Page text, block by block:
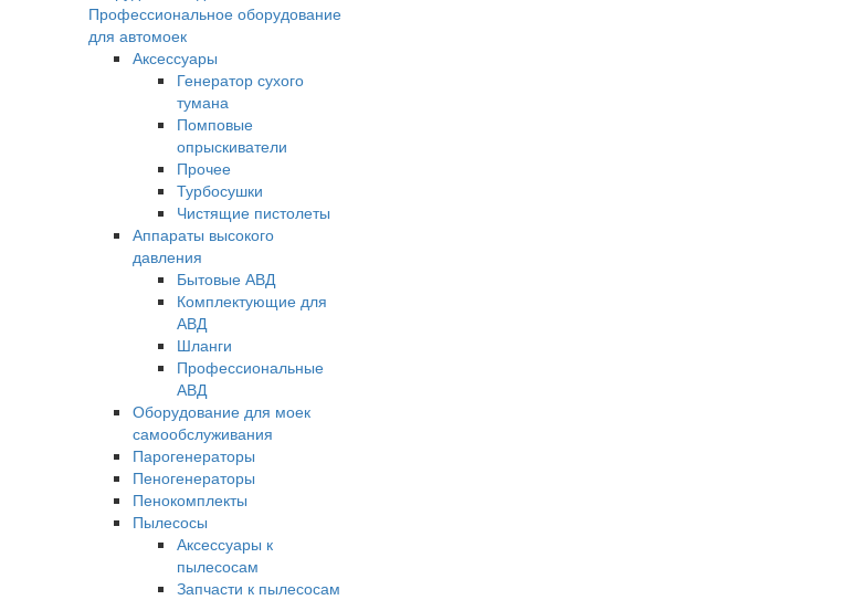
Профессиональное оборудование
для автомоек
Аксессуары
Генератор сухого
тумана
Помповые
опрыскиватели
Прочее
Турбосушки
Чистящие пистолеты
Аппараты высокого
давления
Бытовые АВД
Комплектующие для
АВД
Шланги
Профессиональные
АВД
Оборудование для моек
самообслуживания
Парогенераторы
Пеногенераторы
Пенокомплекты
Пылесосы
Аксессуары к
пылесосам
Запчасти к пылесосам